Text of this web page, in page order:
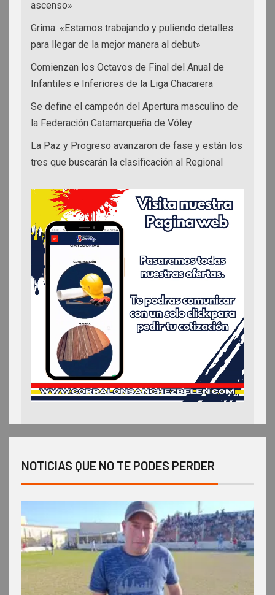
ascenso»
Grima: «Estamos trabajando y puliendo detalles
para llegar de la mejor manera al debut»
Comienzan los Octavos de Final del Anual de
Infantiles e Inferiores de la Liga Chacarera
Se define el campeón del Apertura masculino de
la Federación Catamarqueña de Vóley
La Paz y Progreso avanzaron de fase y están los
tres que buscarán la clasificación al Regional
NOTICIAS QUE NO TE PODES PERDER